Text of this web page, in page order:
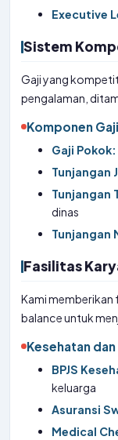
Executive
Sistem
Gaji yang
pengalaman,
Komponen Gaji
Gaji Pokok:
Tunjangan
Tunjangan
dinas
Tunjangan
Fasilitas
Kami memberikan
balance untuk
Kesehatan
BPJS
keluarga
Asuransi
Medical